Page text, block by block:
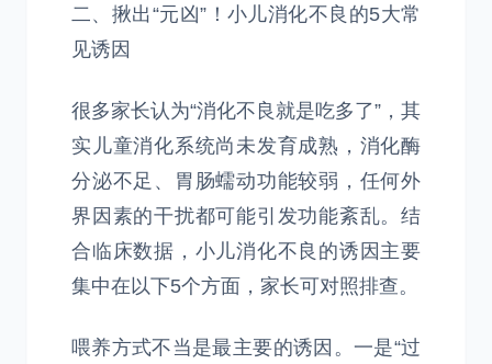
二、揪出“元凶”！小儿消化不良的5大常
见诱因
很多家长认为“消化不良就是吃多了”，其
实儿童消化系统尚未发育成熟，消化酶
分泌不足、胃肠蠕动功能较弱，任何外
界因素的干扰都可能引发功能紊乱。结
合临床数据，小儿消化不良的诱因主要
集中在以下5个方面，家长可对照排查。
喂养方式不当是最主要的诱因。一是“过